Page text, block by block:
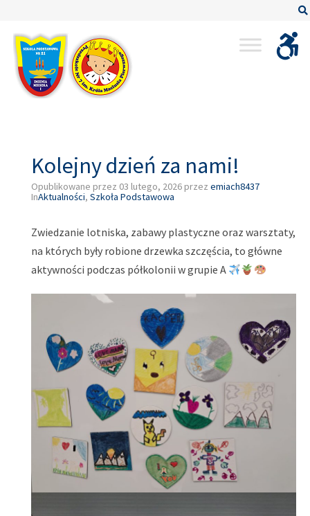
dzień
nami!
Kolejny dzień za nami!
Opublikowane przez 03 lutego, 2026 przez emiach8437
InAktualności, Szkoła Podstawowa
Zwiedzanie lotniska, zabawy plastyczne oraz warsztaty,
na których były robione drzewka szczęścia, to główne
aktywności podczas półkolonii w grupie A